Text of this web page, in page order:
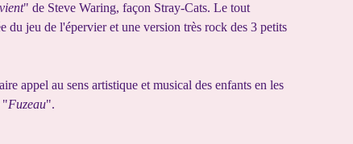
" de Steve Waring, façon Stray-Cats. Le tout
du jeu de l'épervier et une version très rock des 3 petits
appel au sens artistique et musical des enfants en les
"Fuzeau".